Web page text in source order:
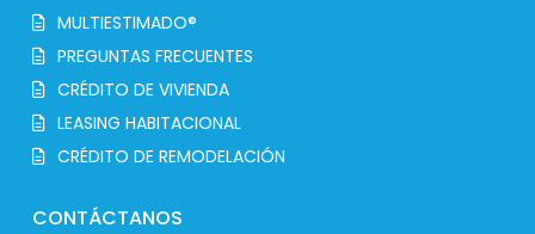
MULTIESTIMADO®
PREGUNTAS FRECUENTES
CRÉDITO DE VIVIENDA
LEASING HABITACIONAL
CRÉDITO DE REMODELACIÓN
CONTÁCTANOS